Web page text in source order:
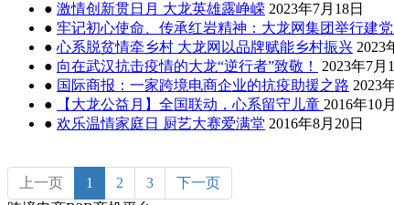
● 激情创新贯日月 大龙英雄露峥嵘 2023年7月18日
● 牢记初心使命、传承红岩精神：大龙网集团举行建
● 心系脱贫情牵乡村 大龙网以品牌赋能乡村振兴 2023
● 向在武汉抗击疫情的大龙“逆行者”致敬！
2023年7月
● 国际商报：一家跨境电商企业的抗疫助援之路 2023
●
【大龙公益月】全国联动，心系留守儿童 2016年10
● 欢乐温情家庭日 厨艺大赛爱满堂 2016年8月20日
上一页 1 2 3
下一页